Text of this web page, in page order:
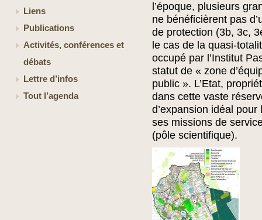
Liens
Publications
Activités, conférences et
débats
Lettre d’infos
Tout l’agenda
l’époque, plusieurs
ne bénéficièrent pas
de protection (3b, 3c,
le cas de la quasi-
occupé par l’Institut
statut de « zone
public ». L’Etat,
dans cette vaste
d’expansion idéal
ses missions de
(pôle scientifique).